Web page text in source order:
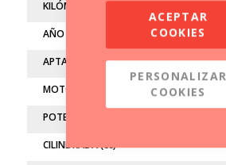
KILÓMETROS
AÑO
APTA
MOTO LIMITADA
POTENCIA (kw/cv)
CILINDRADA (cc)
ACEPTAR
COOKIES
PERSONALIZAR
COOKIES